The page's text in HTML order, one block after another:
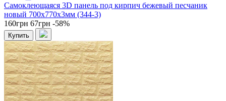
Самоклеющаяся 3D панель под кирпич бежевый песчаник
новый 700x770x3мм (344-3)
160грн 67грн -58%
Купить